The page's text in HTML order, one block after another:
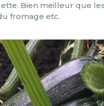
Bien meilleur que
fromage etc.